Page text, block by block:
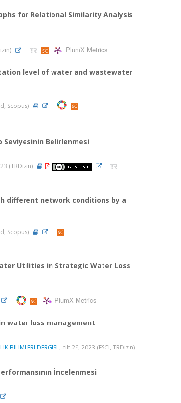
for Relational Similarity Analysis
PlumX Metrics
level of water and wastewater
Scopus)
Seviyesinin Belirlenmesi
(TRDizin)
different network conditions by a
Scopus)
Utilities in Strategic Water Loss
PlumX Metrics
water loss management
BILIMLERI DERGISI , cilt.29, 2023 (ESCI, TRDizin)
İncelenmesi